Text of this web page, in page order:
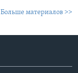
Больше материалов >>